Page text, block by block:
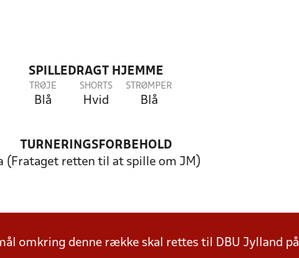
SPILLEDRAGT HJEMME
TRØJE
Blå
SHORTS
Hvid
STRØMPER
Blå
TURNERINGSFORBEHOLD
(Frataget retten til at spille om JM)
omkring denne række skal rettes til DBU Jylland på